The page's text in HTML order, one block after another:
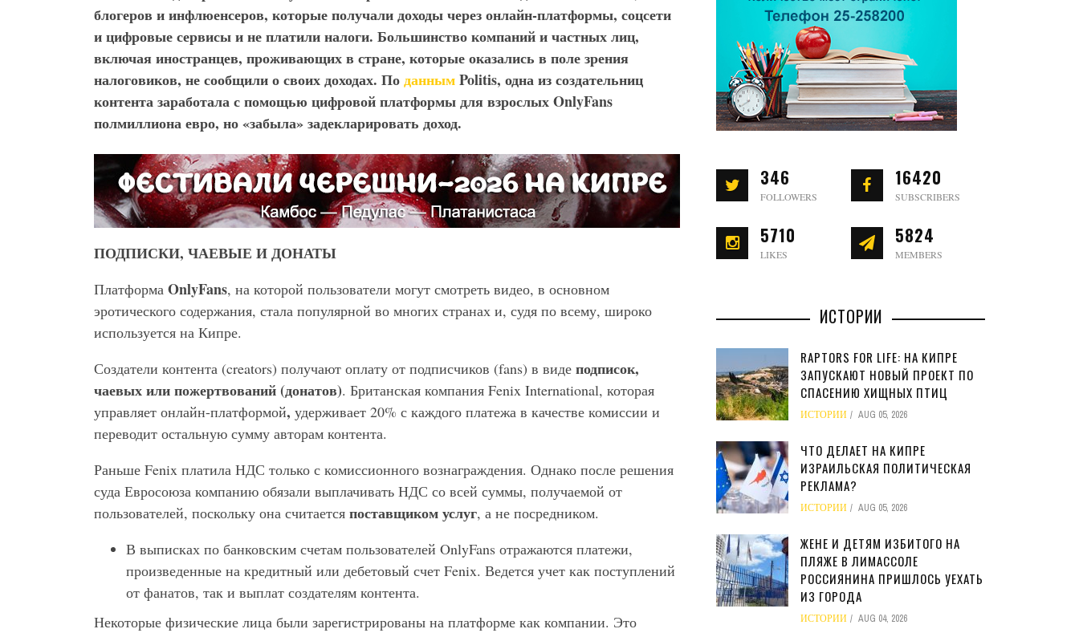
блогеров и инфлюенсеров, которые получали доходы через онлайн-платформы, соцсети
и цифровые сервисы и не платили налоги. Большинство компаний и частных лиц,
включая иностранцев, проживающих в стране, которые оказались в поле зрения
налоговиков, не сообщили о своих доходах. ПоданнымPolitis, одна из создательниц
контента заработала с помощью цифровой платформы для взрослыхOnlyFans
полмиллиона евро, но «забыла» задекларировать доход.
ПОДПИСКИ, ЧАЕВЫЕ И ДОНАТЫ
Платформа OnlyFans, на которой пользователи могут смотреть видео, в основном
эротического содержания, стала популярной во многих странах и, судя по всему, широко
используется на Кипре.
Создатели контента (creators) получают оплату от подписчиков (fans) в виде подписок,
чаевых или пожертвований (донатов). Британская компания Fenix International, которая
управляет онлайн-платформой, удерживает 20% с каждого платежа в качестве комиссии и
переводит остальную сумму авторам контента.
Раньше Fenix платила НДС только с комиссионного вознаграждения. Однако после решения
суда Евросоюза компанию обязали выплачивать НДС со всей суммы, получаемой от
пользователей, поскольку она считается поставщиком услуг, а не посредником.
В выписках по банковским счетам пользователей OnlyFans отражаются платежи,
произведенные на кредитный или дебетовый счет Fenix. Ведется учет как поступлений
от фанатов, так и выплат создателям контента.
Некоторые физические лица были зарегистрированы на платформе как компании. Это
346
FOLLOWERS
16420
SUBSCRIBERS
5710
LIKES
5824
MEMBERS
ИСТОРИИ
RAPTORS FOR LIFE: НА КИПРЕ
ЗАПУСКАЮТ НОВЫЙ ПРОЕКТ ПО
СПАСЕНИЮ ХИЩНЫХ ПТИЦ
ИСТОРИИ AUG 05, 2026
ЧТО ДЕЛАЕТ НА КИПРЕ
ИЗРАИЛЬСКАЯ ПОЛИТИЧЕСКАЯ
РЕКЛАМА?
ИСТОРИИ AUG 05, 2026
ЖЕНЕ И ДЕТЯМ ИЗБИТОГО НА
ПЛЯЖЕ В ЛИМАССОЛЕ
РОССИЯНИНА ПРИШЛОСЬ УЕХАТЬ
ИЗ ГОРОДА
ИСТОРИИ AUG 04, 2026